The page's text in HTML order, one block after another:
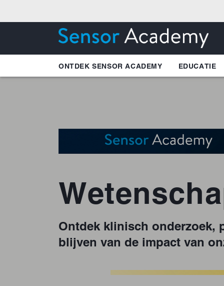
ONTDEK SENSOR ACADEMY EDUCATIE
Ontdek klinisch onderzoek,
blijven van de impact van